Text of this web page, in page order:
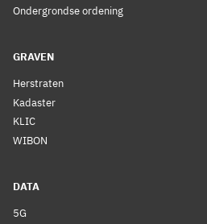
Ondergrondse ordening
GRAVEN
Herstraten
Kadaster
KLIC
WIBON
DATA
5G